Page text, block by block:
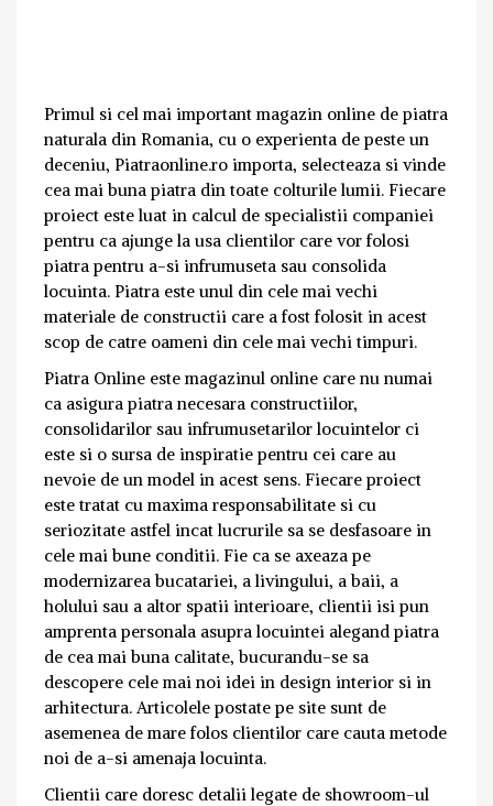
Primul si cel mai important magazin online de piatra
naturala din Romania, cu o experienta de peste un
deceniu, Piatraonline.ro importa, selecteaza si vinde
cea mai buna piatra din toate colturile lumii. Fiecare
proiect este luat in calcul de specialistii companiei
pentru ca ajunge la usa clientilor care vor folosi
piatra pentru a-si infrumuseta sau consolida
locuinta. Piatra este unul din cele mai vechi
materiale de constructii care a fost folosit in acest
scop de catre oameni din cele mai vechi timpuri.
Piatra Online este magazinul online care nu numai
ca asigura piatra necesara constructiilor,
consolidarilor sau infrumusetarilor locuintelor ci
este si o sursa de inspiratie pentru cei care au
nevoie de un model in acest sens. Fiecare proiect
este tratat cu maxima responsabilitate si cu
seriozitate astfel incat lucrurile sa se desfasoare in
cele mai bune conditii. Fie ca se axeaza pe
modernizarea bucatariei, a livingului, a baii, a
holului sau a altor spatii interioare, clientii isi pun
amprenta personala asupra locuintei alegand piatra
de cea mai buna calitate, bucurandu-se sa
descopere cele mai noi idei in design interior si in
arhitectura. Articolele postate pe site sunt de
asemenea de mare folos clientilor care cauta metode
noi de a-si amenaja locuinta.
Clientii care doresc detalii legate de showroom-ul